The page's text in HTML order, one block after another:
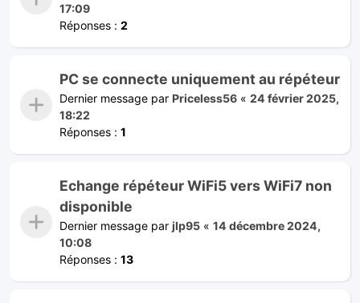
17:09
Réponses : 2
PC se connecte uniquement au répéteur
Dernier message par Priceless56 « 24 février 2025,
18:22
Réponses : 1
Echange répéteur WiFi5 vers WiFi7 non
disponible
Dernier message par jlp95 « 14 décembre 2024,
10:08
Réponses : 13